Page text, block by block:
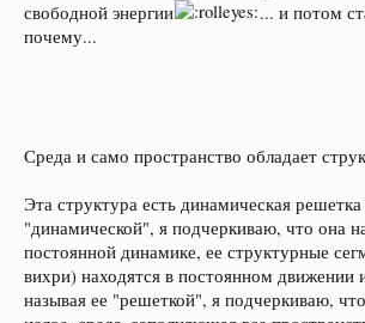
свободной энергии
... и потом
почему...
Среда и само пространство обладает
Эта структура есть динамическая
"динамической", я подчеркиваю, что она
постоянной динамике, ее структурные
вихри) находятся в постоянном движении
называя ее "решеткой", я подчеркиваю,